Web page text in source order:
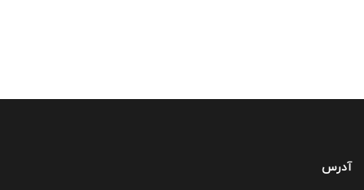
آدرس